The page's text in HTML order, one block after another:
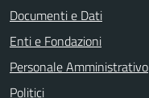
Documenti e Dati
Enti e Fondazioni
Personale Amministrativo
Politici